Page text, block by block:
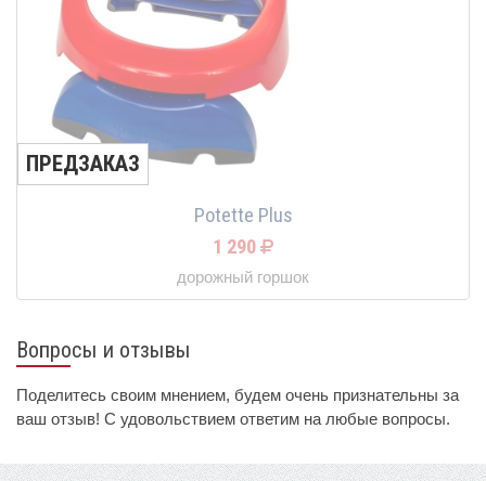
ПРЕДЗАКАЗ
Potette Plus
1 290
дорожный горшок
Вопросы и отзывы
Поделитесь своим мнением, будем очень признательны за
ваш отзыв! С удовольствием ответим на любые вопросы.